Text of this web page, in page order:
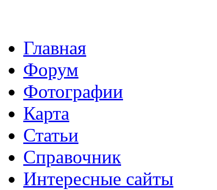
Главная
Форум
Фотографии
Карта
Статьи
Справочник
Интересные сайты